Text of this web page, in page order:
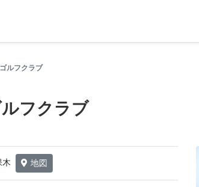
ルフクラブ
フクラブ
木 地図